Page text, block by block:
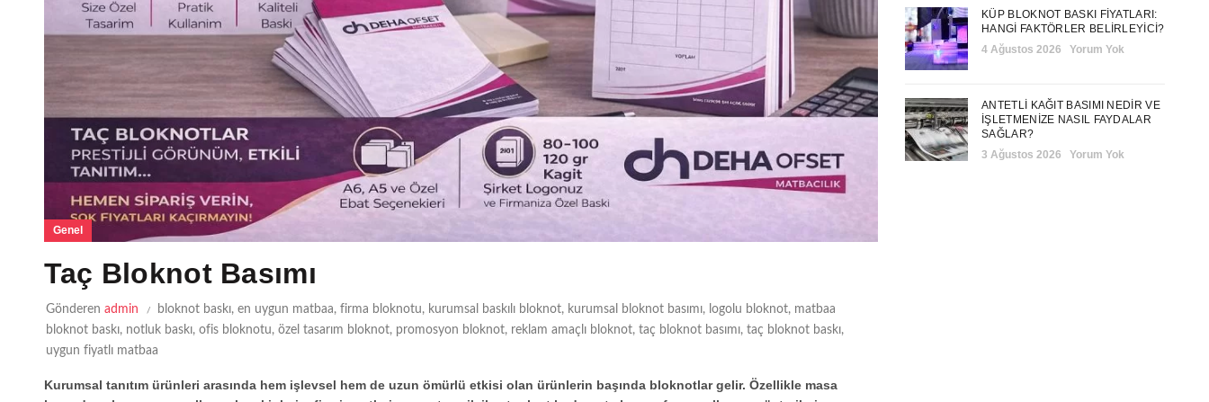
Genel
Taç Bloknot Basımı
Gönderen admin bloknot baskı, en uygun matbaa, firma bloknotu, kurumsal baskılı bloknot, kurumsal bloknot basımı, logolu bloknot, matbaa
bloknot baskı, notluk baskı, ofis bloknotu, özel tasarım bloknot, promosyon bloknot, reklam amaçlı bloknot, taç bloknot basımı, taç bloknot baskı,
uygun fiyatlı matbaa
Kurumsal tanıtım ürünleri arasında hem işlevsel hem de uzun ömürlü etkisi olan ürünlerin başında bloknotlar gelir. Özellikle masa
KÜP BLOKNOT BASKI FIYATLARI:
HANGI FAKTÖRLER BELIRLEYICI?
4 Ağustos 2026
Yorum Yok
ANTETLI KAĞIT BASIMI NEDIR VE
İŞLETMENIZE NASIL FAYDALAR
SAĞLAR?
3 Ağustos 2026
Yorum Yok